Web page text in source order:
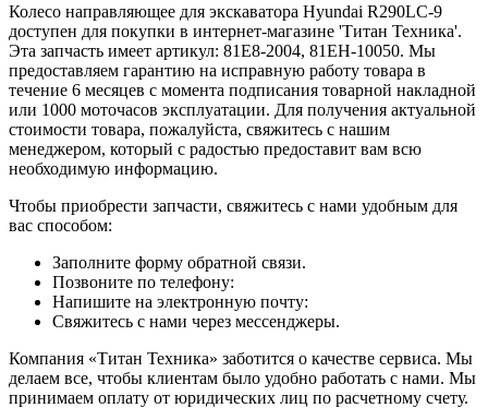
Колесо направляющее для экскаватора Hyundai R290LC-9
доступен для покупки в интернет-магазине 'Титан Техника'.
Эта запчасть имеет артикул: 81E8-2004, 81EH-10050. Мы
предоставляем гарантию на исправную работу товара в
течение 6 месяцев с момента подписания товарной накладной
или 1000 моточасов эксплуатации. Для получения актуальной
стоимости товара, пожалуйста, свяжитесь с нашим
менеджером, который с радостью предоставит вам всю
необходимую информацию.
Чтобы приобрести запчасти, свяжитесь с нами удобным для
вас способом:
Заполните форму обратной связи.
Позвоните по телефону:
Напишите на электронную почту:
Свяжитесь с нами через мессенджеры.
Компания «Титан Техника» заботится о качестве сервиса. Мы
делаем все, чтобы клиентам было удобно работать с нами. Мы
принимаем оплату от юридических лиц по расчетному счету.